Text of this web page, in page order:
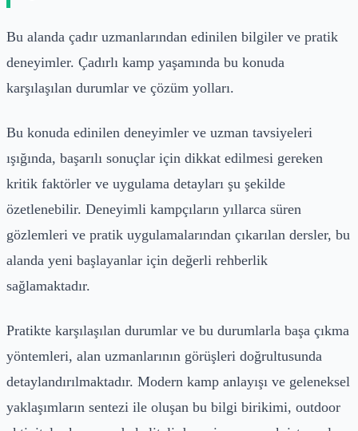
Bu alanda çadır uzmanlarından edinilen bilgiler ve pratik
deneyimler. Çadırlı kamp yaşamında bu konuda
karşılaşılan durumlar ve çözüm yolları.
Bu konuda edinilen deneyimler ve uzman tavsiyeleri
ışığında, başarılı sonuçlar için dikkat edilmesi gereken
kritik faktörler ve uygulama detayları şu şekilde
özetlenebilir. Deneyimli kampçıların yıllarca süren
gözlemleri ve pratik uygulamalarından çıkarılan dersler, bu
alanda yeni başlayanlar için değerli rehberlik
sağlamaktadır.
Pratikte karşılaşılan durumlar ve bu durumlarla başa çıkma
yöntemleri, alan uzmanlarının görüşleri doğrultusunda
detaylandırılmaktadır. Modern kamp anlayışı ve geleneksel
yaklaşımların sentezi ile oluşan bu bilgi birikimi, outdoor